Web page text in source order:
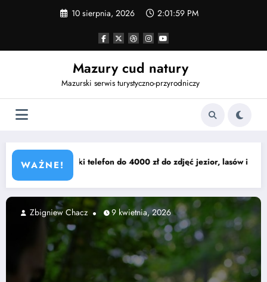
10 sierpnia, 2026 2:02:00 PM
Mazury cud natury
Mazurski serwis turystyczno-przyrodniczy
WAŻNE!
zdjęć jezior, lasów i mazurskich krajobrazów?Najlepsze plaże w
Zbigniew Chacz 9 kwietnia, 2026